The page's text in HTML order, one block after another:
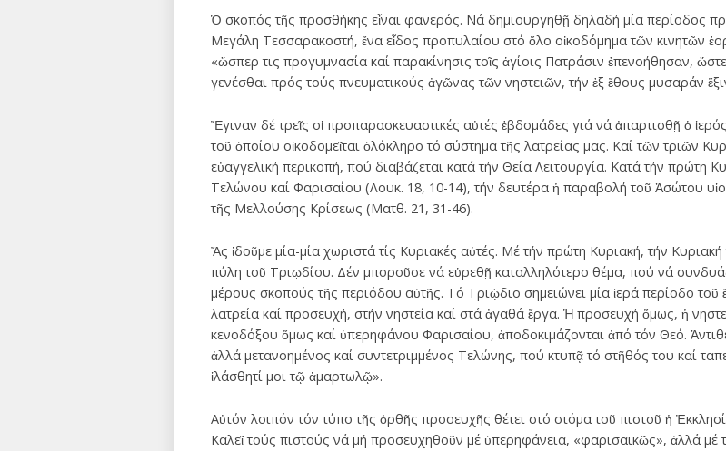
Ὁ σκοπός τῆς προσθήκης εἶναι φανερός. Νά δημιουργηθῇ δηλαδή μία περίοδος
Μεγάλη Τεσσαρακοστή, ἕνα εἶδος προπυλαίου στό ὅλο οἰκοδόμημα τῶν κινητῶν
«ὥσπερ τις προγυμνασία καί παρακίνησις τοῖς ἁγίοις Πατράσιν ἐπενοήθησαν,
γενέσθαι πρός τούς πνευματικούς ἀγῶνας τῶν νηστειῶν, τήν ἐξ ἔθους μυσαράν
Ἔγιναν δέ τρεῖς οἱ προπαρασκευαστικές αὐτές ἑβδομάδες γιά νά ἀπαρτισθῇ ὁ
τοῦ ὁποίου οἰκοδομεῖται ὁλόκληρο τό σύστημα τῆς λατρείας μας. Καί τῶν τριῶν
εὐαγγελική περικοπή, πού διαβάζεται κατά τήν Θεία Λειτουργία. Κατά τήν πρώτη
Τελώνου καί Φαρισαίου (Λουκ. 18, 10-14), τήν δευτέρα ἡ παραβολή τοῦ Ἀσώτου
τῆς Μελλούσης Κρίσεως (Ματθ. 21, 31-46).
Ἄς ἰδοῦμε μία-μία χωριστά τίς Κυριακές αὐτές. Μέ τήν πρώτη Κυριακή, τήν
πύλη τοῦ Τριῳδίου. Δέν μποροῦσε νά εὑρεθῇ καταλληλότερο θέμα, πού νά
μέρους σκοπούς τῆς περιόδου αὐτῆς. Τό Τριῴδιο σημειώνει μία ἱερά περίοδο
λατρεία καί προσευχή, στήν νηστεία καί στά ἀγαθά ἔργα. Ἡ προσευχή ὅμως, ἡ
κενοδόξου ὅμως καί ὑπερηφάνου Φαρισαίου, ἀποδοκιμάζονται ἀπό τόν Θεό.
ἀλλά μετανοημένος καί συντετριμμένος Τελώνης, πού κτυπᾷ τό στῆθός του καί
ἱλάσθητί μοι τῷ ἁμαρτωλῷ».
Αὐτόν λοιπόν τόν τύπο τῆς ὀρθῆς προσευχῆς θέτει στό στόμα τοῦ πιστοῦ ἡ
Καλεῖ τούς πιστούς νά μή προσευχηθοῦν μέ ὑπερηφάνεια, «φαρισαϊκῶς», ἀλλά μέ